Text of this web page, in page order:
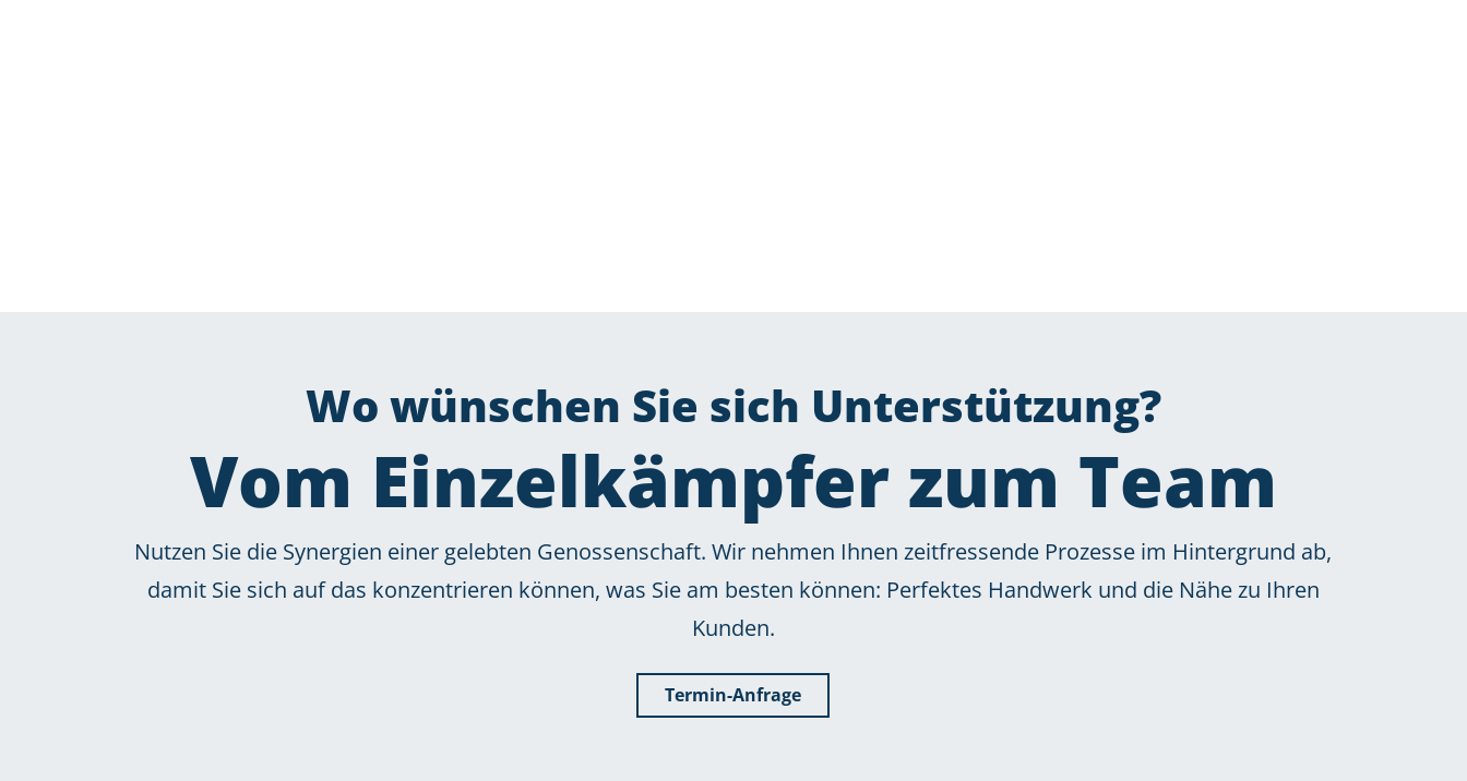
Wo wünschen Sie sich Unterstützung?
Vom Einzelkämpfer zum Team
Nutzen Sie die Synergien einer gelebten Genossenschaft. Wir nehmen Ihnen zeitfressende Prozesse im Hintergrund ab,
damit Sie sich auf das konzentrieren können, was Sie am besten können: Perfektes Handwerk und die Nähe zu Ihren
Kunden.
Termin-Anfrage